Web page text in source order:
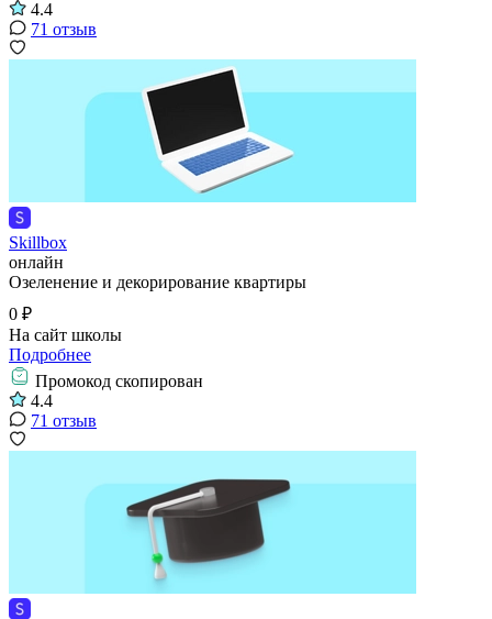
4.4
71 отзыв
Skillbox
онлайн
Озеленение и декорирование квартиры
0 ₽
На сайт школы
Подробнее
Промокод скопирован
4.4
71 отзыв